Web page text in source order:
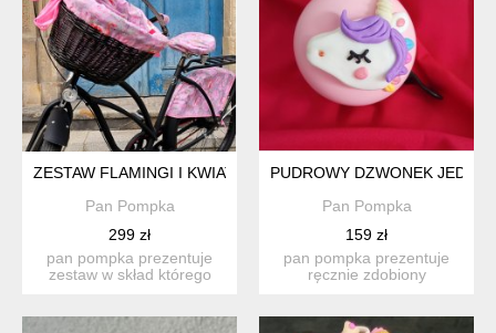
ZESTAW FLAMINGI I KWIATY
Pan Pompka
299 zł
pan pompka prezentuje
zestaw w skład którego
PUDROWY DZWONEK
Pan Pompka
159 zł
pan pompka prezentuje
ręcznie zdobiony